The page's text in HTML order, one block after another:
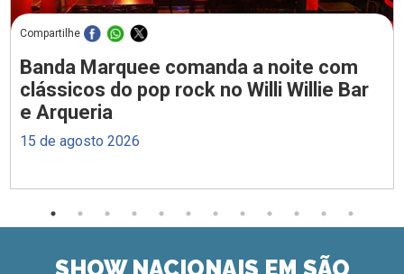
Compartilhe
Banda Marquee comanda a noite com
clássicos do pop rock no Willi Willie Bar
e Arqueria
15 de agosto 2026